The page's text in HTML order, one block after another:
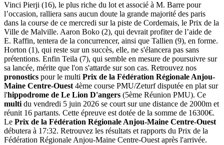
Vinci Pierji (16), le plus riche du lot et associé à M. Barre pour
l’occasion, ralliera sans aucun doute la grande majorité des paris
dans la course de ce mercredi sur la piste de Cordemais, le Prix de la
Ville de Malville. Aaron Boko (2), qui devrait profiter de l’aide de
E. Raffin, tentera de la concurrencer, ainsi que Tallien (9), en forme.
Horton (1), qui reste sur un succès, elle, ne s'élancera pas sans
prétentions. Enfin Teila (7), qui semble en mesure de poursuivre sur
sa lancée, mérite que l'on s'attarde sur son cas. Retrouvez nos
pronostics pour le multi Prix de la Fédération Régionale Anjou-
Maine Centre-Ouest 4ème course PMU/Zeturf disputée en plat sur
l'hippodrome de Le Lion D'angers (5ème Réunion PMU). Ce
multi du vendredi 5 juin 2026 se court sur une distance de 2000m et
réunit 16 partants. Cette épreuve est dotée de la somme de 16300€.
Le Prix de la Fédération Régionale Anjou-Maine Centre-Ouest
débutera à 17:32. Retrouvez les résultats et rapports du Prix de la
Fédération Régionale Anjou-Maine Centre-Ouest après l'arrivée.